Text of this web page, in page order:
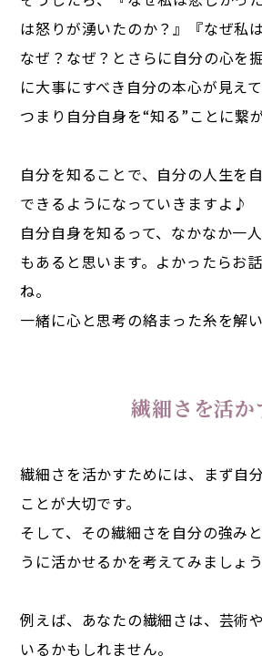
は怒りが湧いたのか？』『なぜ私
なぜ？なぜ？とさらに自分の心を
に大事にすべき自分の本心が見えて
つまり自分自身を“知る”ことに繋
自分を知ることで、自分の人生を
できるようになっていきますよ♪
自分自身を知るって、なかなか一
もあると思います。よかったらお
ね。
一緒に心と思考の絡まった糸を解
繊細さを活か
繊細さを活かすためには、まず自
ことが大切です。
そして、その繊細さを自分の強み
うに活かせるかを考えてみましょう
例えば、あなたの繊細さは、芸術
いるかもしれません。